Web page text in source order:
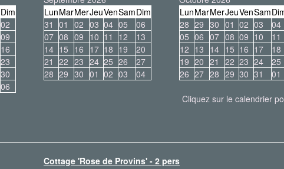
Dim
02
09
16
23
30
06
LunMarMerJeuVenSamDim
31 01 02 03 04 05
06
07 08 09 10 11 12
13
14 15 16 17 18 19
20
21 22 23 24 25 26
27
28 29 30 01 02 03 04
LunMarMerJeuVenSam
28 29 30 01 02 03
04
05 06 07 08 09 10
11
12 13 14 15 16 17
18
19 20 21 22 23 24
25
26 27 28 29 30 31 01
Cliquez sur le calendrier
Cottage 'Rose de Provins' - 2 pers